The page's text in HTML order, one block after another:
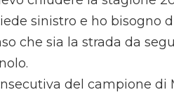
sinistro e ho bisogno
che sia la strada da
del campione